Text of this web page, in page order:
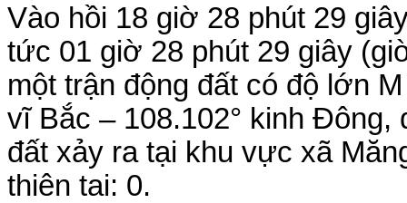
Vào hồi 18 giờ 28 phút 29
tức 01 giờ 28 phút 29 giây
một trận động đất có độ lớn
vĩ Bắc – 108.102° kinh
đất xảy ra tại khu vực xã
thiên tai: 0.